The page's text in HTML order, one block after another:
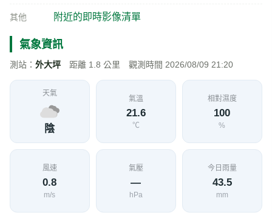
其他 附近的即時影像清單
氣象資訊
測站： 外大坪 距離 1.8 公里 觀測時間 2026/08/09 21:20
天氣
陰
氣溫
21.6
℃
相對濕度
100
%
風速
0.8
m/s
氣壓
—
hPa
今日雨量
43.5
mm